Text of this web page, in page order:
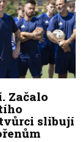
Začalo
slibují